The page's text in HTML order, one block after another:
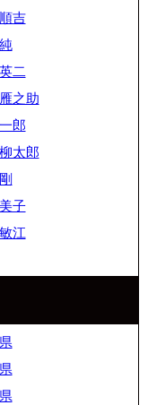
吉
二
之助
郎
太郎
子
江